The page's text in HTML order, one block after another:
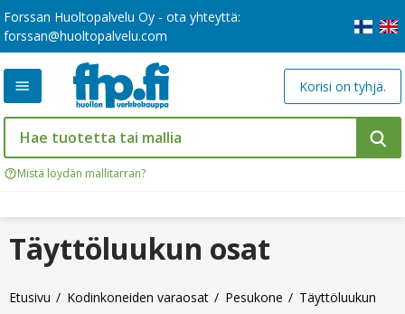
Forssan Huoltopalvelu Oy - ota yhteyttä:
forssan@huoltopalvelu.com
Mistä löydän mallitarran?
Korisi on tyhjä.
Etusivu Kodinkoneiden varaosat Pesukone
Täyttöluukun
Täyttöluukun osat